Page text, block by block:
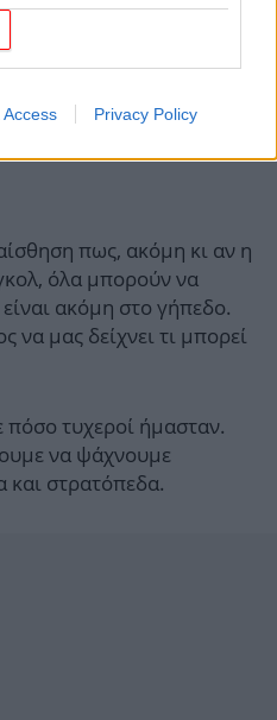
Access Privacy Policy
πως, ακόμη κι αν η
όλα μπορούν να
ακόμη στο γήπεδο.
να μας δείχνει τι μπορεί
πόσο τυχεροί ήμασταν.
να ψάχνουμε
και στρατόπεδα.